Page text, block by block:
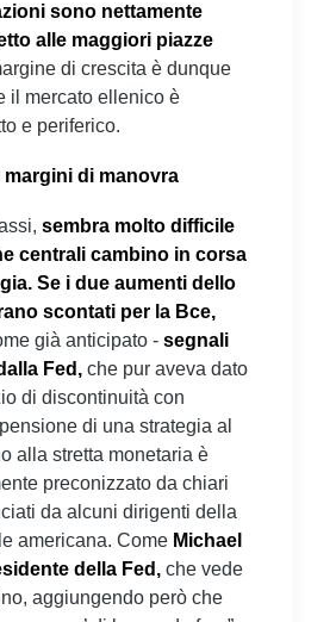
sono nettamente
alle maggiori piazze
di crescita è dunque
il mercato ellenico è
e periferico.
margini di manovra
sembra molto difficile
centrali cambino in corsa
Se i due aumenti dello
scontati per la Bce,
già anticipato - segnali
Fed, che pur aveva dato
di discontinuità con
di una strategia al
alla stretta monetaria è
preconizzato da chiari
da alcuni dirigenti della
americana. Come Michael
della Fed, che vede
aggiungendo però che